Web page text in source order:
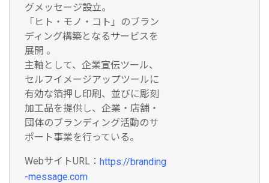
グメッセージ設立。
「ヒト・モノ・コト」のブラン
ディング構築となるサービスを
展開 。
主軸として、企業宣伝ツール、
セルフイメージアップツールに
有効な箔押し印刷、並びに彫刻
加工品を提供し、企業・店舗・
団体のブランディング活動のサ
ポート事業を行っている。
WebサイトURL： https://branding
-message.com